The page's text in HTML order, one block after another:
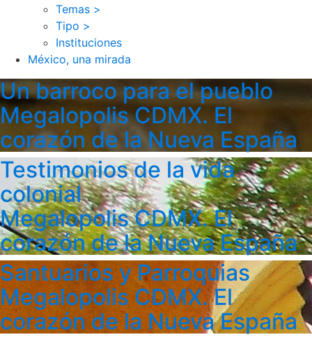
Temas >
Tipo >
Instituciones
México, una mirada
Un barroco para el pueblo
Megalopolis CDMX. El
corazón de la Nueva España
Testimonios de la vida
colonial
Megalopolis CDMX. El
corazón de la Nueva España
Santuarios y Parroquias
Megalopolis CDMX. El
corazón de la Nueva España